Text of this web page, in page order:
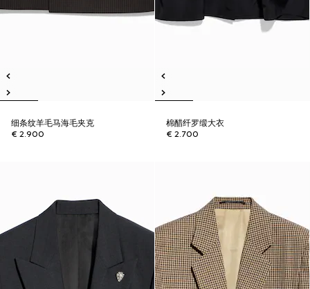
细条纹羊毛马海毛夹克
€ 2.900
棉醋纤罗缎大衣
€ 2.700